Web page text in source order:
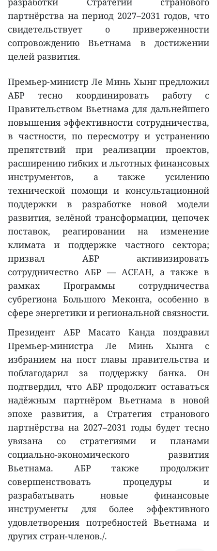
партнёрства на период 2027–2031 годов, что
свидетельствует о приверженности
сопровождению Вьетнама в достижении
целей развития.
Премьер-министр Ле Минь Хынг предложил
АБР тесно координировать работу с
Правительством Вьетнама для дальнейшего
повышения эффективности сотрудничества,
в частности, по пересмотру и устранению
препятствий при реализации проектов,
расширению гибких и льготных финансовых
инструментов, а также усилению
технической помощи и консультационной
поддержки в разработке новой модели
развития, зелёной трансформации, цепочек
поставок, реагировании на изменение
климата и поддержке частного сектора;
призвал АБР активизировать
сотрудничество АБР — АСЕАН, а также в
рамках Программы сотрудничества
субрегиона Большого Меконга, особенно в
сфере энергетики и региональной связности.
Президент АБР Масато Канда поздравил
Премьер-министра Ле Минь Хынга с
избранием на пост главы правительства и
поблагодарил за поддержку банка. Он
подтвердил, что АБР продолжит оставаться
надёжным партнёром Вьетнама в новой
эпохе развития, а Стратегия странового
партнёрства на 2027–2031 годы будет тесно
увязана со стратегиями и планами
социально-экономического развития
Вьетнама. АБР также продолжит
совершенствовать процедуры и
разрабатывать новые финансовые
инструменты для более эффективного
удовлетворения потребностей Вьетнама и
других стран-членов./.